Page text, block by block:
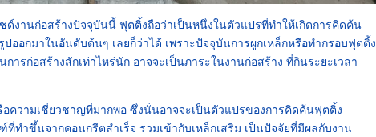
ด์งานก่อสร้างปัจจุบันนี้ ฟุตติ้งถือว่าเป็นหนึ่งในตัวแปรที่ทำให้เกิดการคิดค้น
อกมาในอันดับต้นๆ เลยก็ว่าได้ เพราะปัจจุบันการผูกเหล็กหรือทำกรอบฟุตติ้ง
ารก่อสร้างสักเท่าไหร่นัก อาจจะเป็นภาระในงานก่อสร้าง ที่กินระยะเวลา
ความเชี่ยวชาญที่มากพอ ซึ่งนั่นอาจจะเป็นตัวแปรของการคิดค้นฟุตติ้ง
ทำขึ้นจากคอนกรีตสำเร็จ รวมเข้ากับเหล็กเสริม เป็นปัจจัยที่มีผลกับงาน